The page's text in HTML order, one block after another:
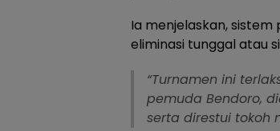
Ia menjelaskan,
eliminasi tunggal atau
“Turnamen ini
pemuda Bendoro,
serta direstui tokoh